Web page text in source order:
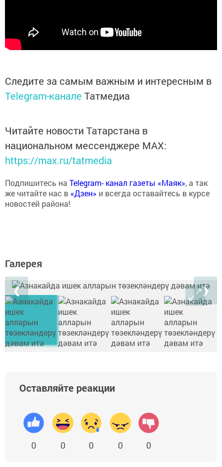
Следите за самым важным и интересным в
Telegram-канале Татмедиа
Читайте новости Татарстана в
национальном мессенджере MАХ:
https://max.ru/tatmedia
Подпишитесь на Telegram- канал газеты «Маяк», а так
же читайте нас в «Дзен» и всегда оставайтесь в курсе
новостей района!
Галерея
❮ ❯
Оставляйте реакции
0 0 0 0 0